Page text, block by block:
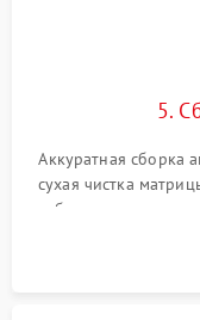
5.
Аккуратная сборка
сухая чистка
рабочего отрезка,